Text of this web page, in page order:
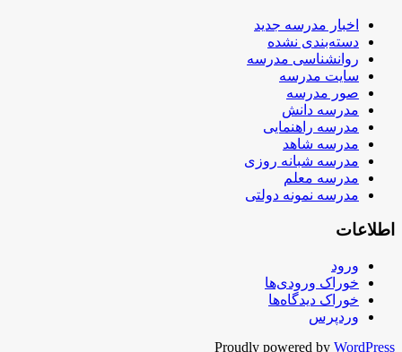
اخبار مدرسه جدید
دسته‌بندی نشده
روانشناسی مدرسه
سایت مدرسه
صور مدرسه
مدرسه دانش
مدرسه راهنمایی
مدرسه شاهد
مدرسه شبانه روزی
مدرسه معلم
مدرسه نمونه دولتی
اطلاعات
ورود
خوراک ورودی‌ها
خوراک دیدگاه‌ها
وردپرس
Proudly powered by WordPress